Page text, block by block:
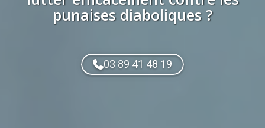
punaises diaboliques?
03 89 41 48 19